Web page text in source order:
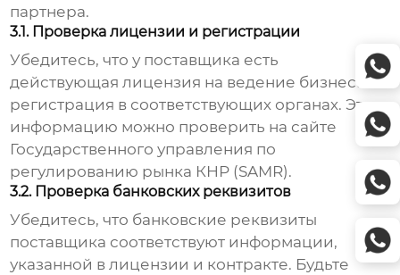
партнера.
3.1. Проверка лицензии и регистрации
Убедитесь, что у поставщика есть
действующая лицензия на ведение бизнеса и
регистрация в соответствующих органах. Эту
информацию можно проверить на сайте
Государственного управления по
регулированию рынка КНР (SAMR).
3.2. Проверка банковских реквизитов
Убедитесь, что банковские реквизиты
поставщика соответствуют информации,
указанной в лицензии и контракте. Будьте